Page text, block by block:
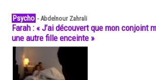
Psycho -Abdelnour Zahrali
Farah : « J’ai découvert que mon conjoint
une autre fille enceinte »